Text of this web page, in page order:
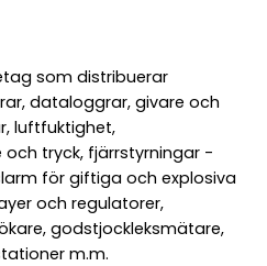
som distribuerar
dataloggrar, givare och
luftfuktighet,
tryck, fjärrstyrningar -
för giftiga och explosiva
och regulatorer,
godstjockleksmätare,
m.m.